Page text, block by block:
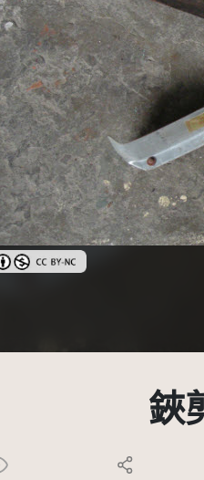
創用CC姓名標示-非商業性
鋏
灣及其後版本(CC BY 3.0 TW +)